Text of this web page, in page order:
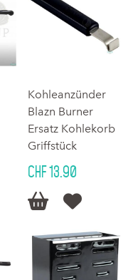
Kohleanzünder
Blazn Burner
Ersatz Kohlekorb
Griffstück
CHF 13.90
 